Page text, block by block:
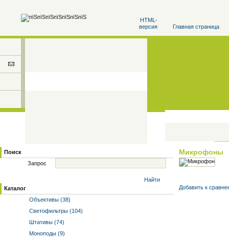
HTML-
версия
Главная страница
Поиск
Запрос
Найти
Каталог
Объективы (38)
Светофильтры (104)
Штативы (74)
Моноподы (9)
Микрофоны
Добавить к